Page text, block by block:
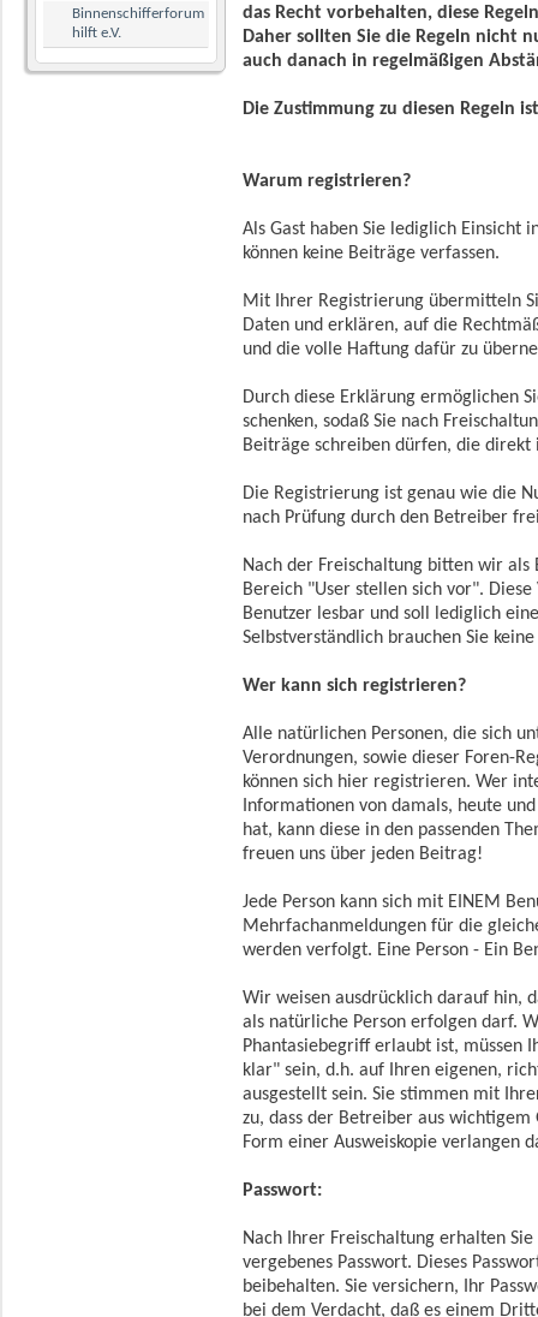
Binnenschifferforum
hilft e.V.
das Recht vorbehalten, diese
Daher sollten Sie die Regeln nicht
auch danach in regelmäßigen
Die Zustimmung zu diesen Regeln
Warum registrieren?
Als Gast haben Sie lediglich Einsicht
können keine Beiträge verfassen.
Mit Ihrer Registrierung übermitteln
Daten und erklären, auf die
und die volle Haftung dafür zu
Durch diese Erklärung ermöglichen
schenken, sodaß Sie nach
Beiträge schreiben dürfen, die direkt
Die Registrierung ist genau wie die
nach Prüfung durch den Betreiber
Nach der Freischaltung bitten wir
Bereich "User stellen sich vor".
Benutzer lesbar und soll lediglich
Selbstverständlich brauchen Sie
Wer kann sich registrieren?
Alle natürlichen Personen, die sich
Verordnungen, sowie dieser Foren-
können sich hier registrieren. Wer
Informationen von damals, heute
hat, kann diese in den passenden
freuen uns über jeden Beitrag!
Jede Person kann sich mit EINEM
Mehrfachanmeldungen für die
werden verfolgt. Eine Person - Ein
Wir weisen ausdrücklich darauf hin,
als natürliche Person erfolgen darf.
Phantasiebegriff erlaubt ist, müssen
klar" sein, d.h. auf Ihren eigenen,
ausgestellt sein. Sie stimmen mit
zu, dass der Betreiber aus
Form einer Ausweiskopie verlangen
Passwort:
Nach Ihrer Freischaltung erhalten
vergebenes Passwort. Dieses
beibehalten. Sie versichern, Ihr
bei dem Verdacht, daß es einem